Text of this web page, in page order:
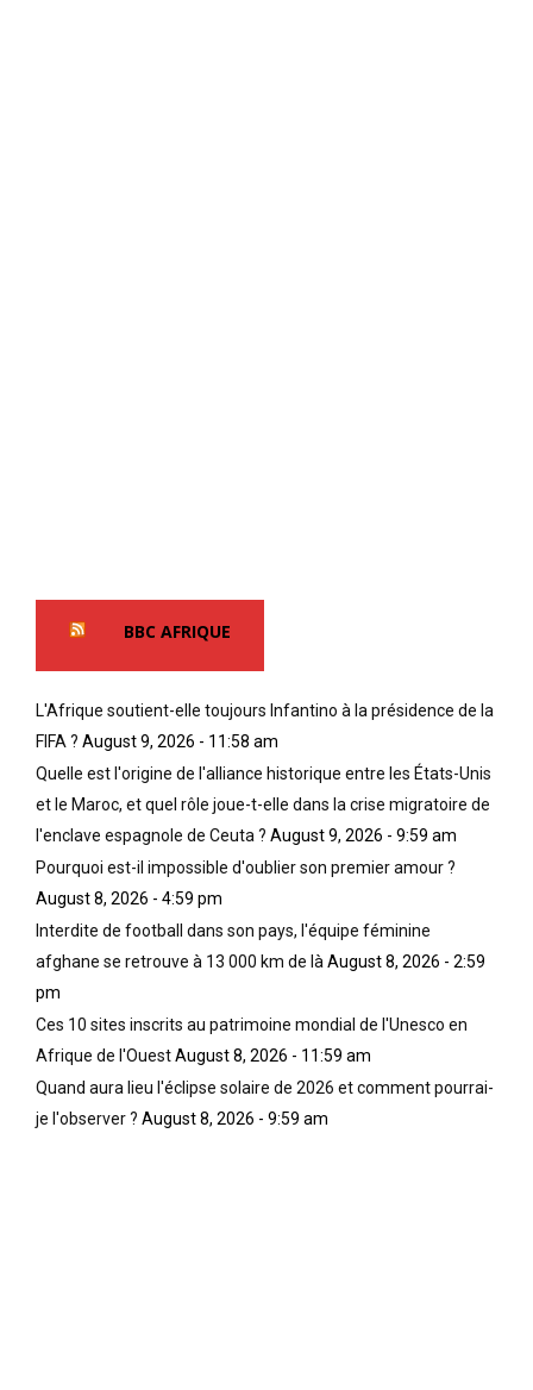
BBC AFRIQUE
L'Afrique soutient-elle toujours Infantino à la présidence de la
FIFA ? August 9, 2026 - 11:58 am
Quelle est l'origine de l'alliance historique entre les États-Unis
et le Maroc, et quel rôle joue-t-elle dans la crise migratoire de
l'enclave espagnole de Ceuta ? August 9, 2026 - 9:59 am
Pourquoi est-il impossible d'oublier son premier amour ?
August 8, 2026 - 4:59 pm
Interdite de football dans son pays, l'équipe féminine
afghane se retrouve à 13 000 km de làAugust 8, 2026 - 2:59
pm
Ces 10 sites inscrits au patrimoine mondial de l'Unesco en
Afrique de l'OuestAugust 8, 2026 - 11:59 am
Quand aura lieu l'éclipse solaire de 2026 et comment pourrai-
je l'observer ? August 8, 2026 - 9:59 am